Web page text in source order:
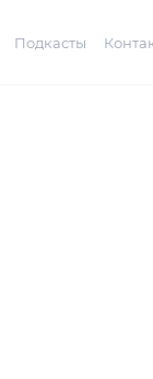
Подкасты